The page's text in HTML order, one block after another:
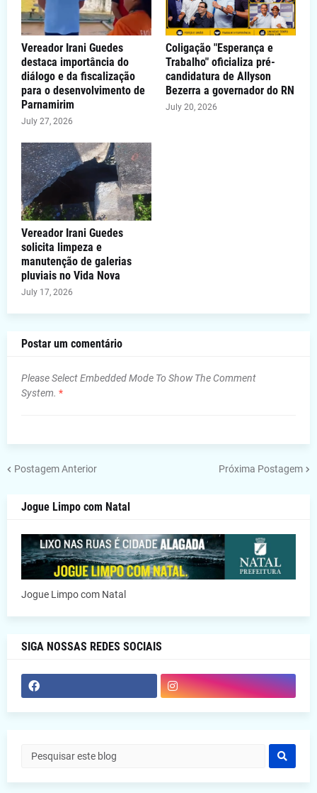
Vereador Irani Guedes
destaca importância do
diálogo e da fiscalização
para o desenvolvimento de
Parnamirim
July 27, 2026
Coligação "Esperança e
Trabalho" oficializa pré-
candidatura de Allyson
Bezerra a governador do RN
July 20, 2026
Vereador Irani Guedes
solicita limpeza e
manutenção de galerias
pluviais no Vida Nova
July 17, 2026
Postar um comentário
Please Select Embedded Mode To Show The Comment
System. *
Postagem Anterior Próxima Postagem
Jogue Limpo com Natal
Jogue Limpo com Natal
SIGA NOSSAS REDES SOCIAIS